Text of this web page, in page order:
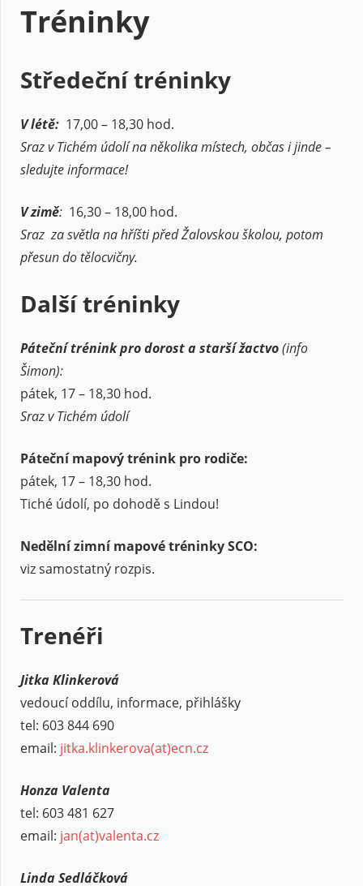
Tréninky
Středeční tréninky
V létě: 17,00 – 18,30 hod.
Sraz v Tichém údolí na několika místech, občas i jinde –
sledujte informace!
V zimě: 16,30 – 18,00 hod.
Sraz za světla na hříšti před Žalovskou školou, potom
přesun do tělocvičny.
Další tréninky
Páteční trénink pro dorost a starší žactvo(info
Šimon):
pátek, 17 – 18,30 hod.
Sraz v Tichém údolí
Páteční mapový trénink pro rodiče:
pátek, 17 – 18,30 hod.
Tiché údolí, po dohodě s Lindou!
Nedělní zimní mapové tréninky SCO:
viz samostatný rozpis.
Trenéři
Jitka Klinkerová
vedoucí oddílu, informace, přihlášky
tel: 603 844 690
email: jitka.klinkerova(at)ecn.cz
Honza Valenta
tel: 603 481 627
email: jan(at)valenta.cz
Linda Sedláčková